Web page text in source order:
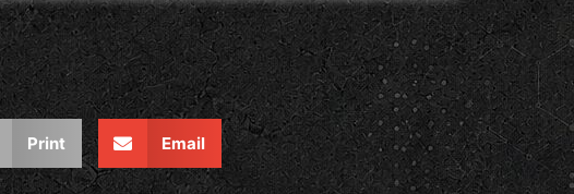
Print Email